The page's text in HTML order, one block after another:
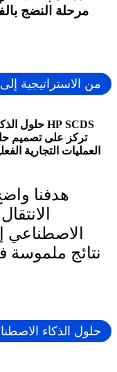
مرحلة النضج
من الاستراتيجية إلى
تركز على تصميم
العمليات التجارية
هدفنا
الاصطناعي
نتائج ملموسة
حلول الذكاء